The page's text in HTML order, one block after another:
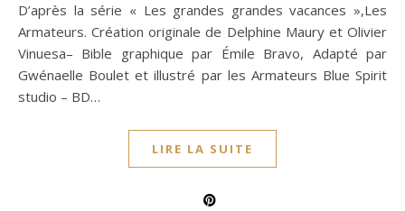
D’après la série « Les grandes grandes vacances »,Les
Armateurs. Création originale de Delphine Maury et Olivier
Vinuesa– Bible graphique par Émile Bravo, Adapté par
Gwénaelle Boulet et illustré par les Armateurs Blue Spirit
studio – BD…
LIRE LA SUITE